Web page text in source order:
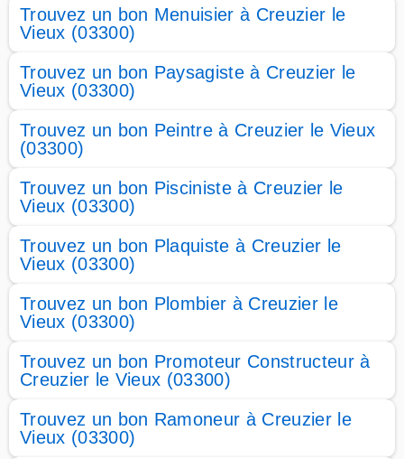
Trouvez un bon Menuisier à Creuzier le
Vieux (03300)
Trouvez un bon Paysagiste à Creuzier le
Vieux (03300)
Trouvez un bon Peintre à Creuzier le Vieux
(03300)
Trouvez un bon Pisciniste à Creuzier le
Vieux (03300)
Trouvez un bon Plaquiste à Creuzier le
Vieux (03300)
Trouvez un bon Plombier à Creuzier le
Vieux (03300)
Trouvez un bon Promoteur Constructeur à
Creuzier le Vieux (03300)
Trouvez un bon Ramoneur à Creuzier le
Vieux (03300)